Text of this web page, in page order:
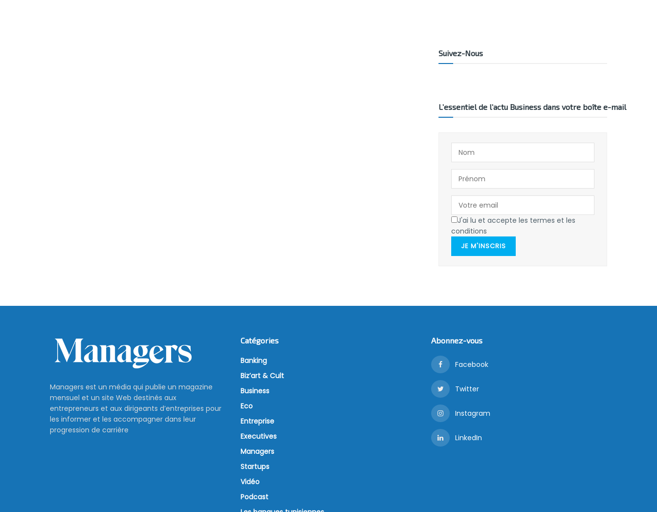
Suivez-Nous
L’essentiel de l’actu Business dans votre boîte e-mail
J'ai lu et accepte les termes et les
conditions
JE M'INSCRIS
Managers est un média qui publie un magazine
mensuel et un site Web destinés aux
entrepreneurs et aux dirigeants d’entreprises pour
les informer et les accompagner dans leur
progression de carrière
Catégories
Banking
Biz’art & Cult
Business
Eco
Entreprise
Executives
Managers
Startups
Vidéo
Podcast
Abonnez-vous
Facebook
Twitter
Instagram
LinkedIn